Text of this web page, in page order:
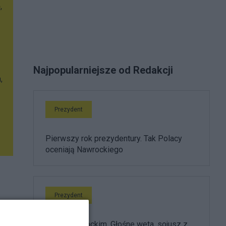
Najpopularniejsze od Redakcji
Prezydent
Pierwszy rok prezydentury. Tak Polacy
oceniają Nawrockiego
Prezydent